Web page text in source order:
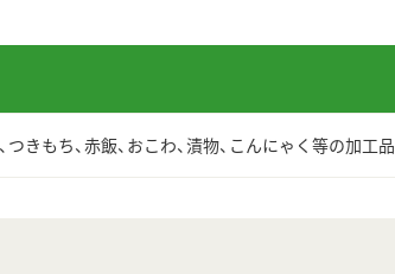
きもち、赤飯、おこわ、漬物、こんにゃく等の加工品